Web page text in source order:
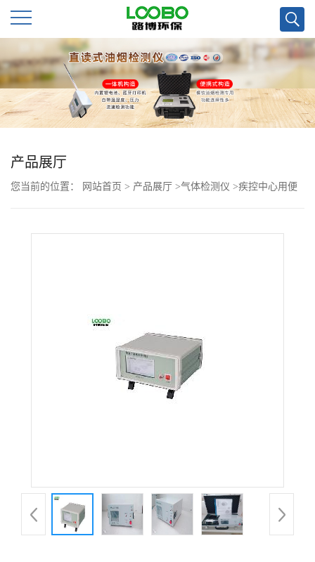
公
司
首
页
公
品
产品展厅
您当前的位置： 网站首页 > 产品展厅 >气体检测仪 >疾控中心用便